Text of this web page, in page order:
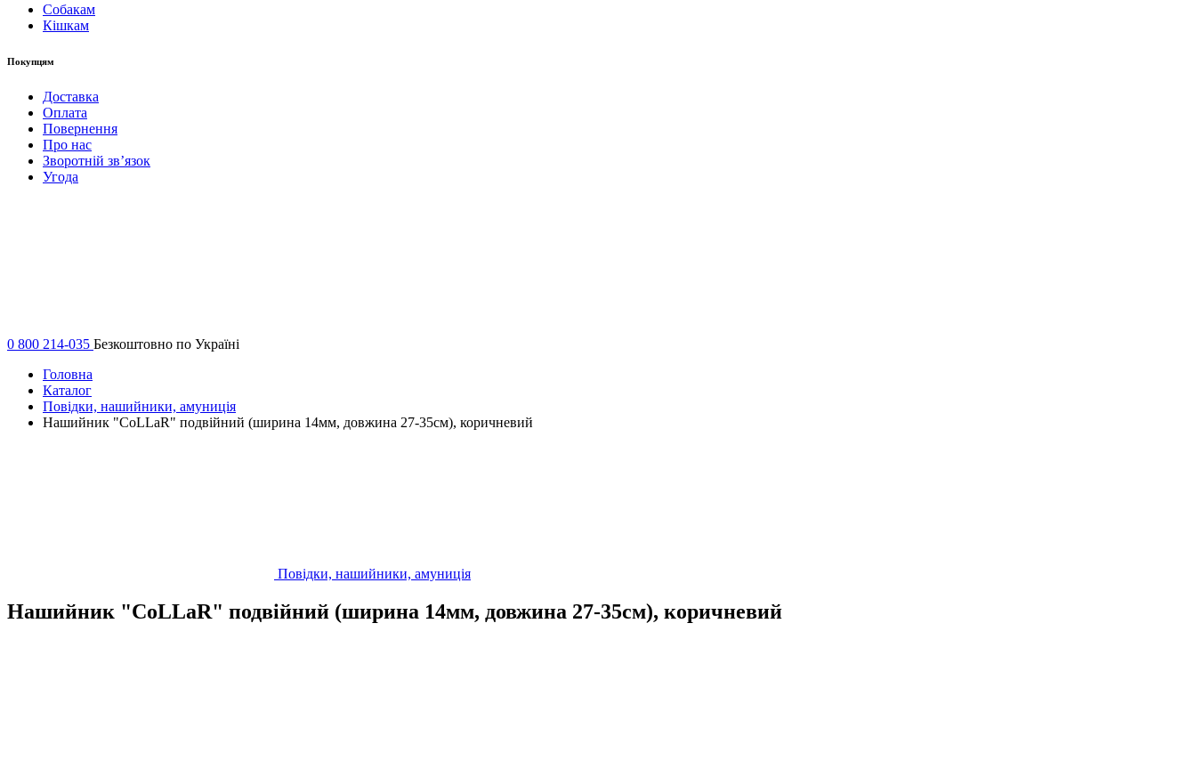
Собакам
Кішкам
Покупцям
Доставка
Оплата
Повернення
Про нас
Зворотній зв’язок
Угода
0 800 214-035 Безкоштовно по Україні
Головна
Каталог
Повідки, нашийники, амуниція
Нашийник "CoLLaR" подвійний (ширина 14мм, довжина 27-35см), коричневий
Повідки, нашийники, амуниція
Нашийник "CoLLaR" подвійний (ширина 14мм, довжина 27-35см), коричневий